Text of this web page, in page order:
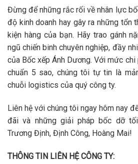
Đừng để những rắc rối về nhân lực
độ kinh doanh hay gây ra những tổn
kiện hàng của bạn. Hãy trao gánh
ngũ chiến binh chuyên nghiệp, đầy
của Bốc xếp Ánh Dương. Với mức
chuẩn 5 sao, chúng tôi tự tin là
chuỗi logistics của quý công ty.
Liên hệ với chúng tôi ngay hôm nay
đãi và những giải pháp bốc dỡ
Trương Định, Định Công, Hoàng Mai!
THÔNG TIN LIÊN HỆ CÔNG TY: